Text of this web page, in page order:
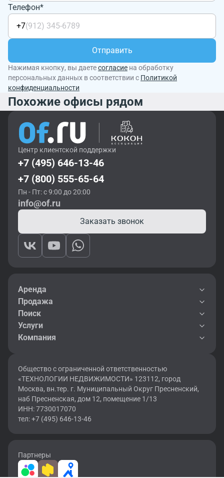
Телефон*
+7
Отправить
Нажимая кнопку, вы даетесогласие на обработку
персональных данных в соответствии с Политикой
конфиденциальности
Похожие офисы рядом
Центр клиентской поддержки
+7 (495) 646-13-46
+7 (800) 555-65-64
Пн - Пт: с 9:00 до 20:00
info@of.ru
Заказать звонок
Аренда
Продажа
Поиск
Услуги
Компания
Общество с ограниченной ответственностью
«ТЕХНОЛОГИИ НЕДВИЖИМОСТИ» 123112, город
Москва, вн.тер. г. Муниципальный Округ Пресненский,
наб Пресненская, дом 12, помещение 1/13
ИНН: 7730017070
тел: +7 (495) 646-13-46
Партнеры